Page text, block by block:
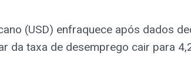
(USD) enfraquece após dados
da taxa de desemprego cair para